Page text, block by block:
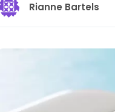
Rianne Bartels